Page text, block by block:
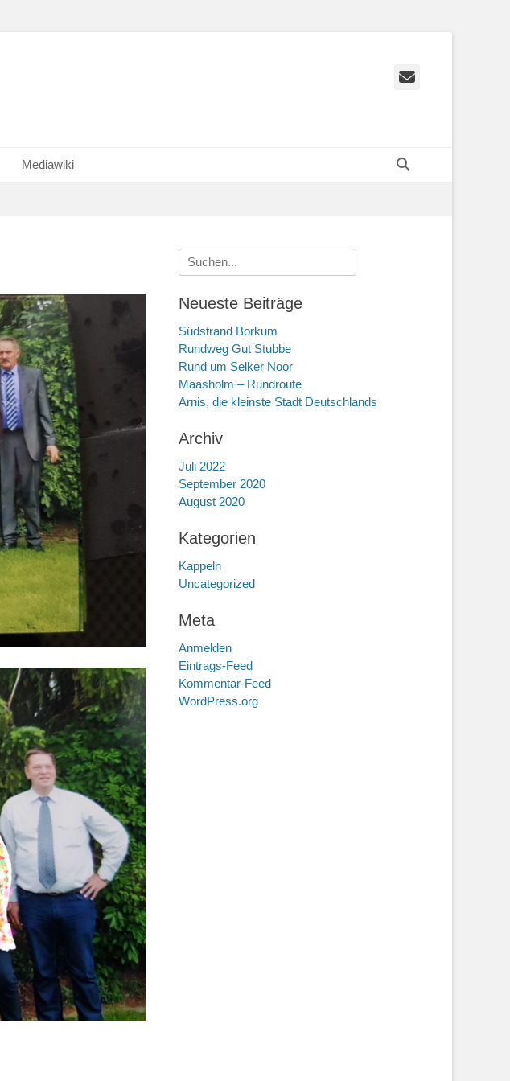
E-
Mediawiki
Suchen
nach:
Neueste Beiträge
Südstrand Borkum
Rundweg Gut Stubbe
Rund um Selker Noor
Maasholm – Rundroute
Arnis, die kleinste Stadt Deutschlands
Archiv
Juli 2022
September 2020
August 2020
Kategorien
Kappeln
Uncategorized
Meta
Anmelden
Eintrags-Feed
Kommentar-Feed
WordPress.org